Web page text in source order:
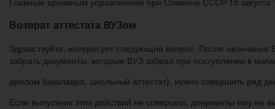
Возврат аттестата ВУЗом
Здравствуйте, интересует следующий вопрос. После
забрать документы, которые ВУЗ забрал при поступлении в
диплом бакалавра, школьный аттестат), нужно совершить ряд
Если выпускник этих действий не совершил, документы ему